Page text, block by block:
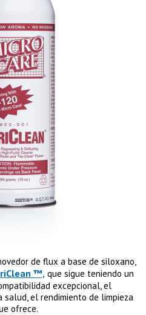
de flux a base de siloxano,
™, que sigue teniendo un
excepcional, el
salud, el rendimiento de limpieza
ofrece.